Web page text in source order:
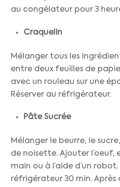
au congélateur pour 3
Craquelin
Mélanger tous les
entre deux feuilles de
avec un rouleau sur une
Réserver au réfrigérateur.
Pâte Sucrée
Mélanger le beurre, le
de noisette. Ajouter
main ou à l’aide d’un
réfrigérateur 30 min. Après